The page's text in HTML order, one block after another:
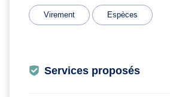
Virement Espèces
Services proposés